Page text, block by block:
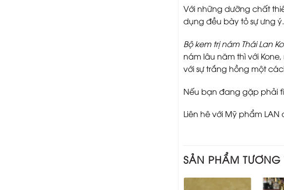
Với những dưỡng chất
dụng đều bày tỏ sự ưng ý.
Bộ kem trị nám Thái Lan
nám lâu năm thì với
với sự trắng hồng một
Nếu bạn đang gặp phải
Liên hê với Mỹ phẩm
SẢN PHẨM TƯƠNG